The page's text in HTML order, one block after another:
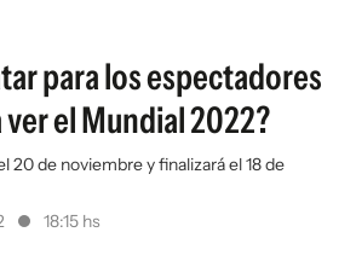
para los espectadores
el Mundial 2022?
20 de noviembre y finalizará el 18 de
18:15 hs